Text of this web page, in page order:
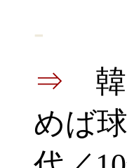
-
⇒
めば